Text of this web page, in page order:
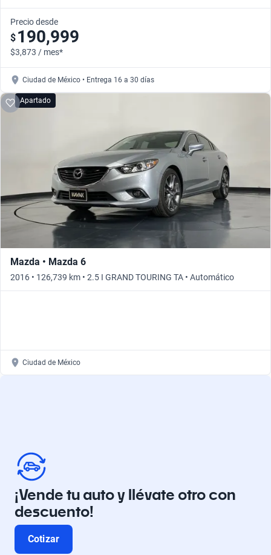
Precio desde
$ 190,999
$3,873 / mes*
Ciudad de México • Entrega 16 a 30 días
Apartado
Mazda • Mazda 6
2016 • 126,739 km • 2.5 I GRAND TOURING TA • Automático
Ciudad de México
¡Vende tu auto y llévate otro con
descuento!
Cotizar